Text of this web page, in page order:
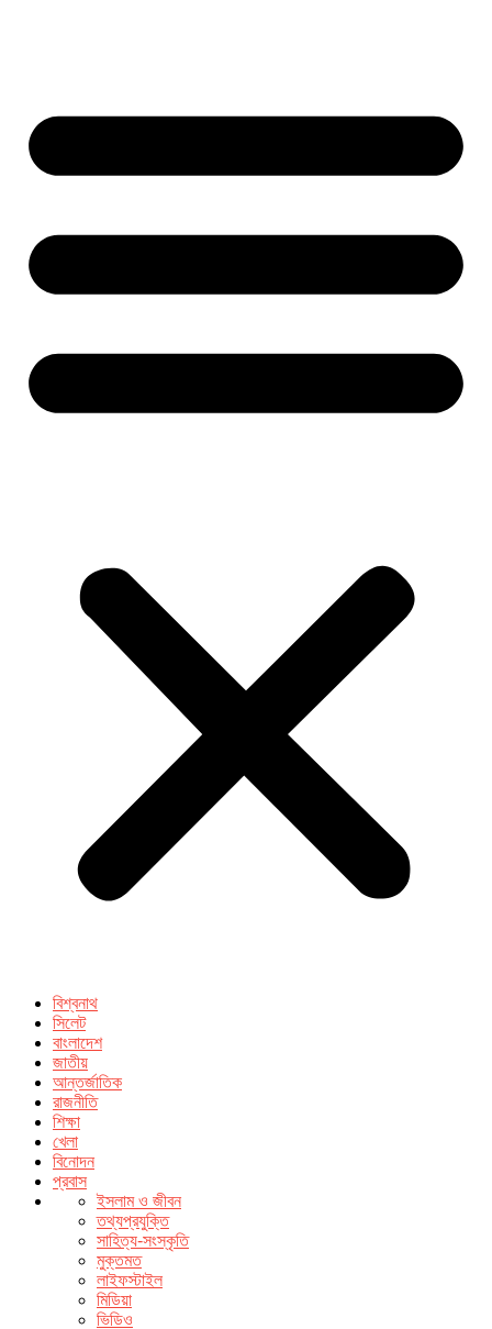
বিশ্বনাথ
সিলেট
বাংলাদেশ
জাতীয়
আন্তর্জাতিক
রাজনীতি
শিক্ষা
খেলা
বিনোদন
প্রবাস
ইসলাম ও জীবন
তথ্যপ্রযুক্তি
সাহিত্য-সংস্কৃতি
মুক্তমত
লাইফস্টাইল
মিডিয়া
ভিডিও